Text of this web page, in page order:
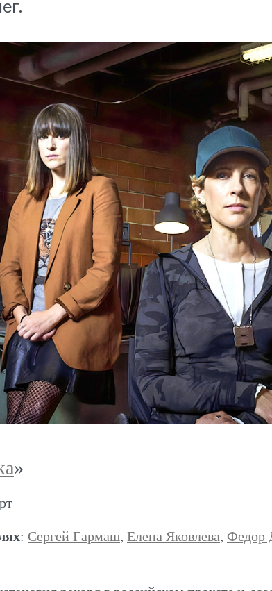
»
: Сергей Гармаш, Елена Яковлева, Федор